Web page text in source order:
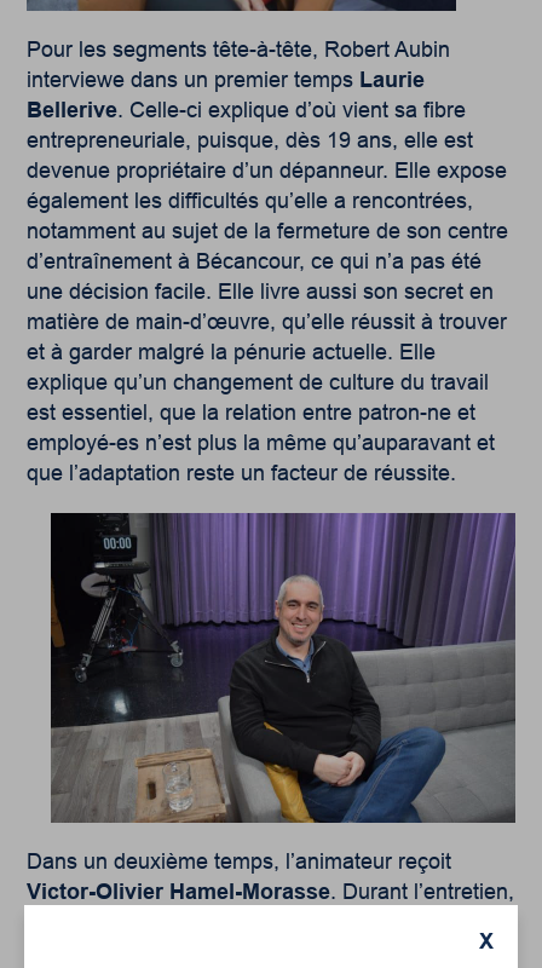
Pour lessegments tête-à-tête, Robert Aubin
interviewe dans un premier temps Laurie
Bellerive. Celle-ci explique d’où vient sa fibre
entrepreneuriale, puisque, dès 19 ans, elle est
devenue propriétaire d’un dépanneur. Elle expose
également les difficultés qu’elle a rencontrées,
notamment au sujet de la fermeture de son centre
d’entraînement à Bécancour, ce qui n’a pas été
une décision facile. Elle livre aussi son secret en
matière de main-d’œuvre, qu’elle réussit à trouver
et à garder malgré la pénurie actuelle. Elle
explique qu’un changement de culture du travail
est essentiel, que la relation entre patron-ne et
employé-es n’est plus la même qu’auparavant et
que l’adaptation reste un facteur de réussite.
Dans un deuxième temps, l’animateur reçoit
Victor-Olivier Hamel-Morasse. Durant l’entretien,
X